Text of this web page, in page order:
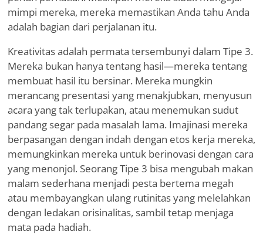
mimpi mereka, mereka memastikan Anda tahu Anda
adalah bagian dari perjalanan itu.
Kreativitas adalah permata tersembunyi dalam Tipe 3.
Mereka bukan hanya tentang hasil—mereka tentang
membuat hasil itu bersinar. Mereka mungkin
merancang presentasi yang menakjubkan, menyusun
acara yang tak terlupakan, atau menemukan sudut
pandang segar pada masalah lama. Imajinasi mereka
berpasangan dengan indah dengan etos kerja mereka,
memungkinkan mereka untuk berinovasi dengan cara
yang menonjol. Seorang Tipe 3 bisa mengubah makan
malam sederhana menjadi pesta bertema megah
atau membayangkan ulang rutinitas yang melelahkan
dengan ledakan orisinalitas, sambil tetap menjaga
mata pada hadiah.